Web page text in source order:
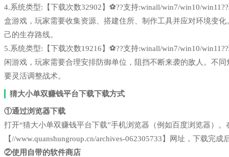
4.系统类型:【下载次数32902】⚽??支持:winall/win7/win10/
盒游戏，玩家需要收集资源、搭建住所、制作工具并应对环境变
己的生存路线。
5.系统类型:【下载次数19216】⚽??支持:winall/win7/win10/
闲游戏，玩家需要合理安排防御单位，阻挡不断来袭的敌人。不
要灵活调整战术。
猜大小单双赚钱平台下载下载方式
①通过浏览器下载
打开“猜大小单双赚钱平台下载”手机浏览器（例如百度浏览器）
【//www.quanshungroup.cn/archives-062305733】网址，下载完成
②使用自带的软件商店